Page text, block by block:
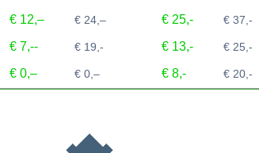
€ 12,– € 24,– € 25,- € 37,-
€ 7,-- € 19,- € 13,- € 25,-
€ 0,– € 0,– € 8,- € 20,-